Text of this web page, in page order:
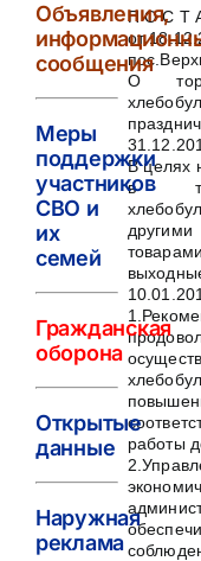
П О С Т
от
О
В целях
в
работы
Объявления,
сообщения
Меры
поддержки
участников
СВО и
их
семей
Гражданская
оборона
Открытые
данные
Наружная
реклама